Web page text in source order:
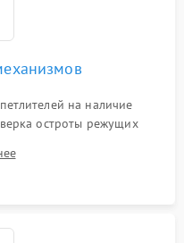
на наличие
остроты режущих
ремня, электромотора
подачи ткани.